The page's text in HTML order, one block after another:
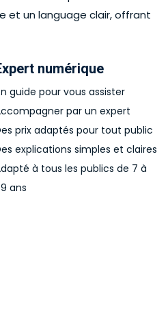
et un language clair, offrant
numérique
guide pour vous assister
par un expert
prix adaptés pour tout public
explications simples et claires
à tous les publics de 7 à
ans